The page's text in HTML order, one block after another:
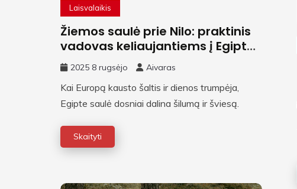
Laisvalaikis
Žiemos saulė prie Nilo: praktinis
vadovas keliaujantiems į Egiptą
šaltuoju sezonu
2025 8 rugsėjo Aivaras
Kai Europą kausto šaltis ir dienos trumpėja,
Egipte saulė dosniai dalina šilumą ir šviesą.
Skaityti